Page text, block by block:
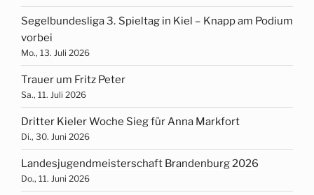
Segelbundesliga 3. Spieltag in Kiel – Knapp am Podium
vorbei
Mo., 13. Juli 2026
Trauer um Fritz Peter
Sa., 11. Juli 2026
Dritter Kieler Woche Sieg für Anna Markfort
Di., 30. Juni 2026
Landesjugendmeisterschaft Brandenburg 2026
Do., 11. Juni 2026